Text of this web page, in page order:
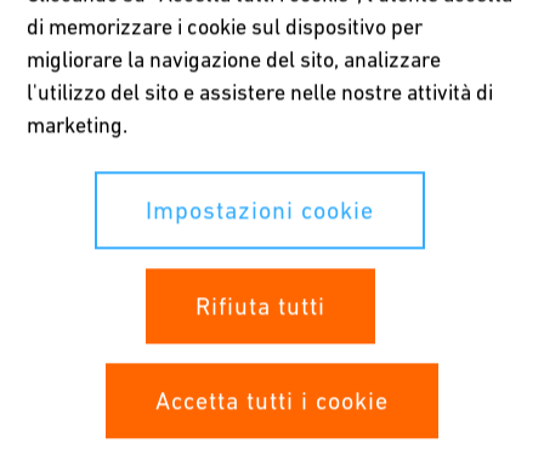
Per saperne di più
Water quality
di memorizzare i cookie sul dispositivo per
migliorare la navigazione del sito, analizzare
l'utilizzo del sito e assistere nelle nostre attività di
marketing.
Impostazioni cookie
Rifiuta tutti
Accetta tutti i cookie